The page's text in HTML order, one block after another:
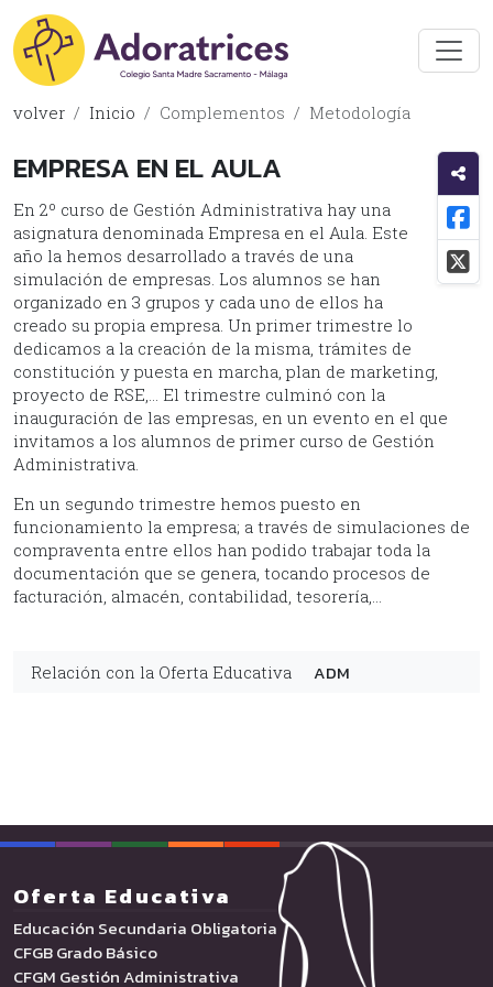
volver Inicio Complementos Metodología
EMPRESA EN EL AULA
En 2º curso de Gestión Administrativa hay una
asignatura denominada Empresa en el Aula. Este
año la hemos desarrollado a través de una
simulación de empresas. Los alumnos se han
organizado en 3 grupos y cada uno de ellos ha
creado su propia empresa. Un primer trimestre lo
dedicamos a la creación de la misma, trámites de
constitución y puesta en marcha, plan de marketing,
proyecto de RSE,… El trimestre culminó con la
inauguración de las empresas, en un evento en el que
invitamos a los alumnos de primer curso de Gestión
Administrativa.
En un segundo trimestre hemos puesto en
funcionamiento la empresa; a través de simulaciones de
compraventa entre ellos han podido trabajar toda la
documentación que se genera, tocando procesos de
facturación, almacén, contabilidad, tesorería,…
Relación con la Oferta Educativa ADM
Oferta Educativa
Educación Secundaria Obligatoria
CFGB Grado Básico
CFGM Gestión Administrativa